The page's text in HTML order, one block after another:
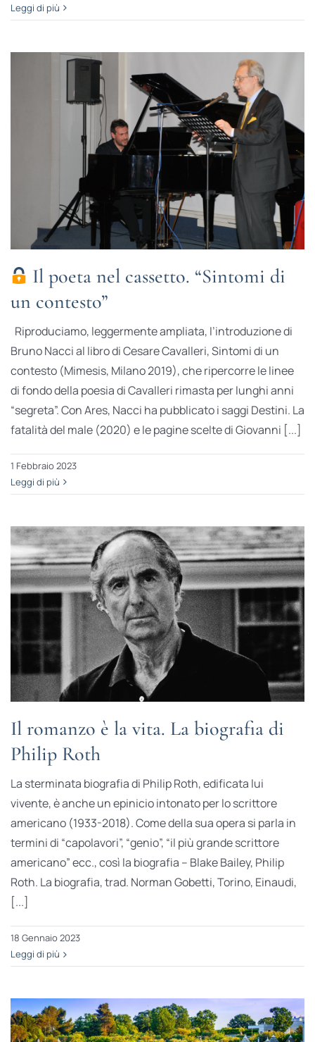
Leggi di più
Il poeta nel cassetto. “Sintomi di
un contesto”
Riproduciamo, leggermente ampliata, l’introduzione di
Bruno Nacci al libro di Cesare Cavalleri, Sintomi di un
contesto (Mimesis, Milano 2019), che ripercorre le linee
di fondo della poesia di Cavalleri rimasta per lunghi anni
“segreta”. Con Ares, Nacci ha pubblicato i saggi Destini. La
fatalità del male (2020) e le pagine scelte di Giovanni [...]
1 Febbraio 2023
Leggi di più
Il romanzo è la vita. La biografia di
Philip Roth
La sterminata biografia di Philip Roth, edificata lui
vivente, è anche un epinicio intonato per lo scrittore
americano (1933-2018). Come della sua opera si parla in
termini di “capolavori”, “genio”, “il più grande scrittore
americano” ecc., così la biografia – Blake Bailey, Philip
Roth. La biografia, trad. Norman Gobetti, Torino, Einaudi,
[...]
18 Gennaio 2023
Leggi di più